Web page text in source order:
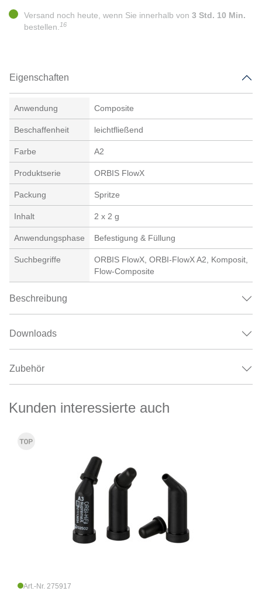
Versand noch heute, wenn Sie innerhalb von 3 Std. 10 Min.
bestellen. 16
Eigenschaften
Anwendung Composite
Beschaffenheit leichtfließend
Farbe A2
Produktserie ORBIS FlowX
Packung Spritze
Inhalt 2 x 2 g
Anwendungsphase Befestigung & Füllung
Suchbegriffe
ORBIS FlowX, ORBI-FlowX A2, Komposit,
Flow-Composite
Beschreibung
Downloads
Zubehör
Kunden interessierte auch
Art.-Nr. 275917